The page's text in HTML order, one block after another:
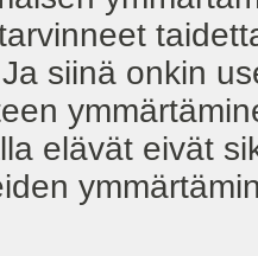
siinä onkin
elävät eivät